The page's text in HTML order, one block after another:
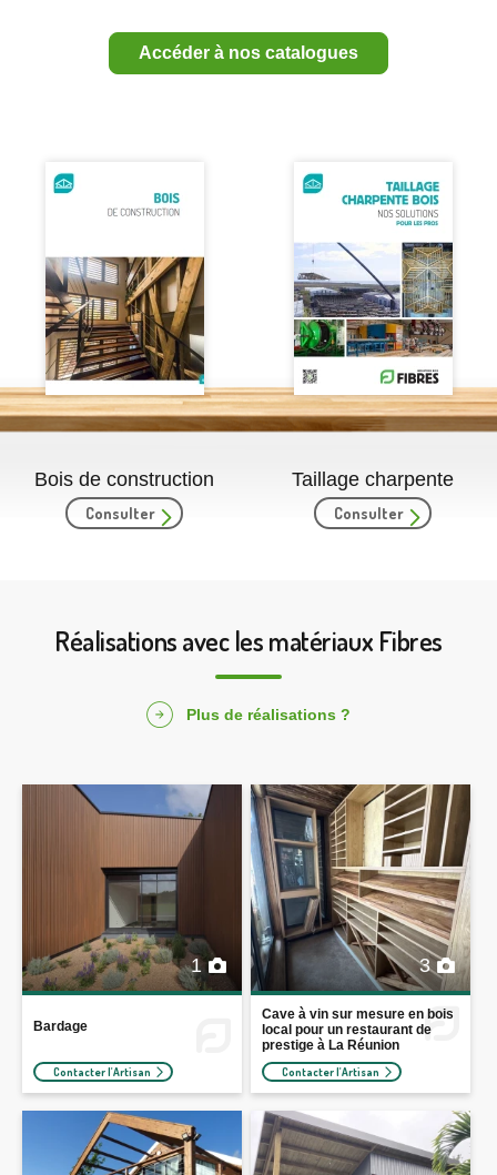
Accéder à nos catalogues
Bois de construction
Consulter
Taillage charpente
Consulter
Réalisations avec les matériaux Fibres
Plus de réalisations ?
1
Bardage
Contacter l'Artisan
3
Cave à vin sur mesure en bois
local pour un restaurant de
prestige à La Réunion
Contacter l'Artisan